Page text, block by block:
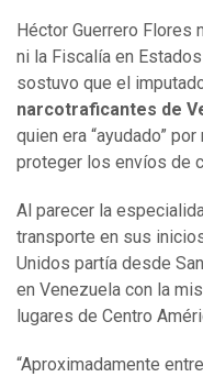
Héctor Guerrero Flores
ni la Fiscalía en
sostuvo que el
narcotraficantes de
quien era “ayudado”
proteger los envíos de
Al parecer la
transporte en sus
Unidos partía desde
en Venezuela con la
lugares de Centro
“Aproximadamente